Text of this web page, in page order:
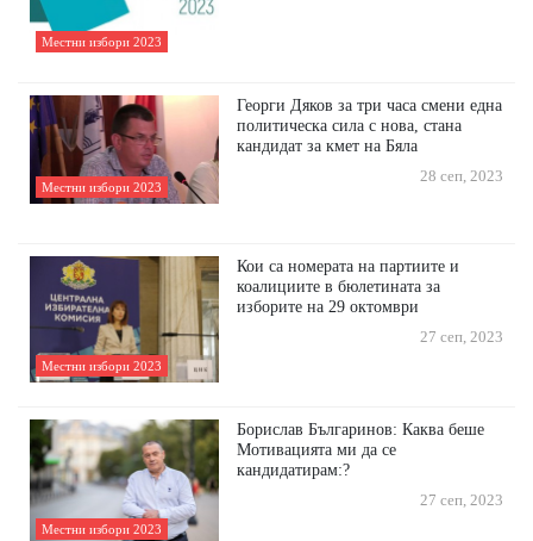
Местни избори 2023
Местни избори 2023
Георги Дяков за три часа смени една
политическа сила с нова, стана
кандидат за кмет на Бяла
28 сеп, 2023
Местни избори 2023
Кои са номерата на партиите и
коалициите в бюлетината за
изборите на 29 октомври
27 сеп, 2023
Местни избори 2023
Борислав Българинов: Каква беше
Мотивацията ми да се
кандидатирам:?
27 сеп, 2023